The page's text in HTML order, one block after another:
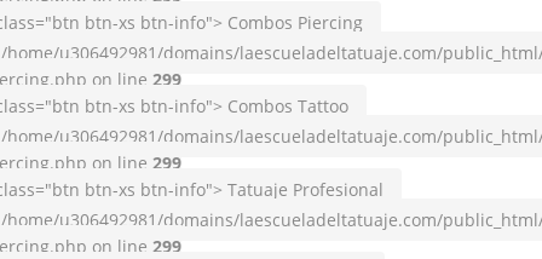
btn-xs btn-info"> Combos Piercing
/home/u306492981/domains/laescueladeltatuaje.com/
on line 299
btn-xs btn-info"> Combos Tattoo
/home/u306492981/domains/laescueladeltatuaje.com/
on line 299
btn-xs btn-info"> Tatuaje Profesional
/home/u306492981/domains/laescueladeltatuaje.com/
on line 299